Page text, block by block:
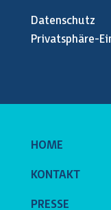
Datenschutz
Privatsphäre-
HOME
KONTAKT
PRESSE